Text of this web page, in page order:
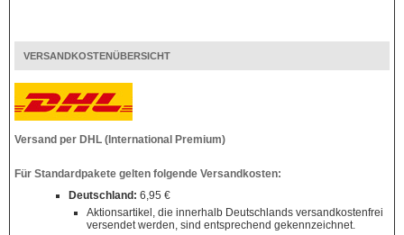
VERSANDKOSTENÜBERSICHT
Versand per DHL (International Premium)
Für Standardpakete gelten folgende Versandkosten:
Deutschland: 6,95 €
Aktionsartikel, die innerhalb Deutschlands versandkostenfrei
versendet werden, sind entsprechend gekennzeichnet.